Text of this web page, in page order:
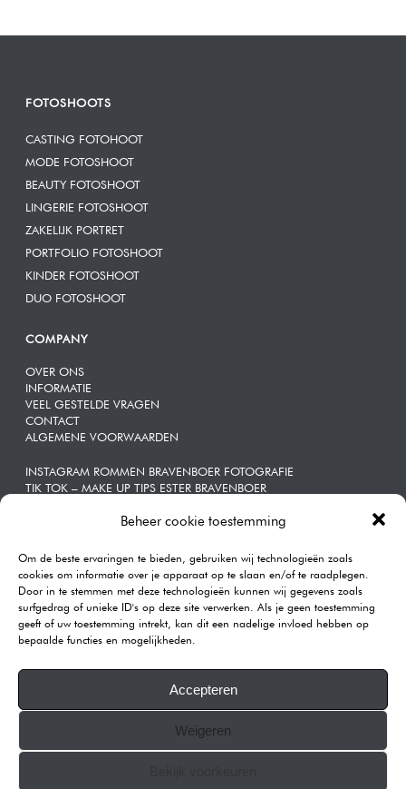
Beheer cookie toestemming
Om de beste ervaringen te bieden, gebruiken wij technologieën zoals
cookies om informatie over je apparaat op te slaan en/of te raadplegen.
Door in te stemmen met deze technologieën kunnen wij gegevens zoals
surfgedrag of unieke ID's op deze site verwerken. Als je geen toestemming
geeft of uw toestemming intrekt, kan dit een nadelige invloed hebben op
bepaalde functies en mogelijkheden.
Accepteren
Weigeren
FOTOSHOOTS
CASTING FOTOHOOT
MODE FOTOSHOOT
BEAUTY FOTOSHOOT
LINGERIE FOTOSHOOT
ZAKELIJK PORTRET
PORTFOLIO FOTOSHOOT
KINDER FOTOSHOOT
DUO FOTOSHOOT
COMPANY
OVER ONS
INFORMATIE
VEEL GESTELDE VRAGEN
CONTACT
ALGEMENE VOORWAARDEN
INSTAGRAM ROMMEN BRAVENBOER FOTOGRAFIE
TIK TOK – MAKE UP TIPS ESTER BRAVENBOER
ZAKELIJKE | PORTRETTEN
CONTACT
Rommen | Bravenboer Fotografie
Katendrechtse Lagedijk 443A
3082GB Rotterdam
Our Reviews on Google